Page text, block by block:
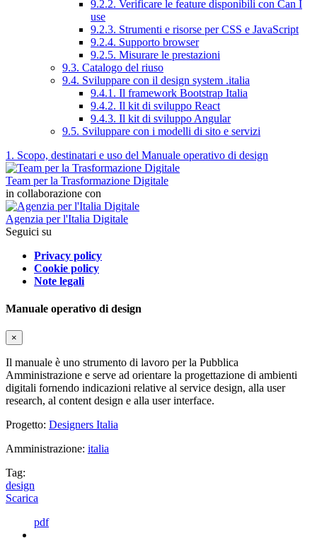
9.2.2. Verificare le feature disponibili con Can I
use
9.2.3. Strumenti e risorse per CSS e JavaScript
9.2.4. Supporto browser
9.2.5. Misurare le prestazioni
9.3. Catalogo del riuso
9.4. Sviluppare con il design system .italia
9.4.1. Il framework Bootstrap Italia
9.4.2. Il kit di sviluppo React
9.4.3. Il kit di sviluppo Angular
9.5. Sviluppare con i modelli di sito e servizi
1. Scopo, destinatari e uso del Manuale operativo di design
Team per la Trasformazione Digitale
in collaborazione con
Agenzia per l'Italia Digitale
Seguici su
Privacy policy
Cookie policy
Note legali
Manuale operativo di design
×
Il manuale è uno strumento di lavoro per la Pubblica
Amministrazione e serve ad orientare la progettazione di ambienti
digitali fornendo indicazioni relative al service design, alla user
research, al content design e alla user interface.
Progetto: Designers Italia
Amministrazione: italia
Tag:
design
Scarica
pdf